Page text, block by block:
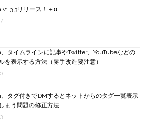
v1.3.3リリース！＋α
タイムラインに記事やTwitter、YouTubeなどの
を表示する方法（勝手改造要注意）
タグ付きでDMするとネットからのタグ一覧表示
まう問題の修正方法